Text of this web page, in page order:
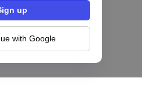
with Google
lanza plataforma
en acciones de EE.